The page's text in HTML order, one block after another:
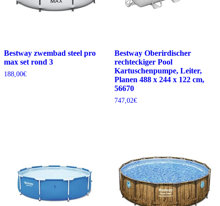
Bestway zwembad steel pro
max set rond 3
188,00€
Bestway Oberirdischer
rechteckiger Pool
Kartuschenpumpe, Leiter,
Planen 488 x 244 x 122 cm,
56670
747,02€